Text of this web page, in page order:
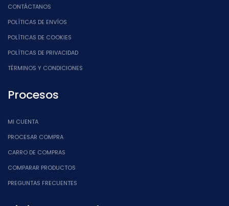
CONTÁCTANOS
POLÍTICAS DE ENVÍOS
POLÍTICAS DE COOKIES
POLÍTICAS DE PRIVACIDAD
TÉRMINOS Y CONDICIONES
Procesos
MI CUENTA
PROCESAR COMPRA
CARRO DE COMPRAS
COMPARAR PRODUCTOS
PREGUNTAS FRECUENTES